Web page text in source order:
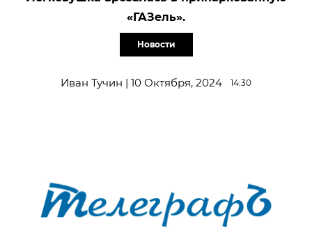
«ГАЗель».
Новости
Иван Тучин | 10 Октября, 2024 14:30